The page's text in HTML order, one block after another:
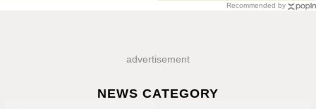
Recommended by
advertisement
NEWS CATEGORY